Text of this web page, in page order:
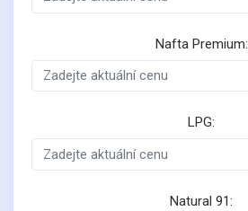
Nafta Premium:
LPG:
Natural 91: